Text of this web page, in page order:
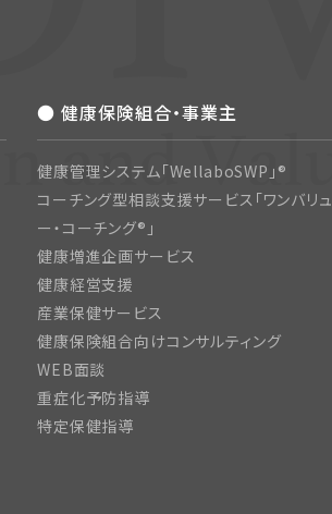
● 健康保険組合・事業主
健康管理システム「WellaboSWP」®
コーチング型相談支援サービス「ワンバリュ
ー・コーチング®」
健康増進企画サービス
健康経営支援
産業保健サービス
健康保険組合向けコンサルティング
WEB面談
重症化予防指導
特定保健指導